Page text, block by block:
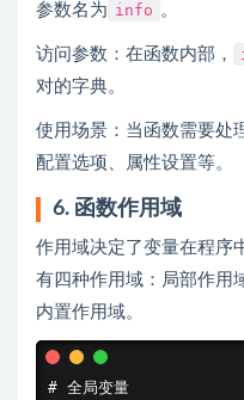
参数名为 info 。
访问参数：在函数内部，
对的字典。
使用场景：当函数需要处
配置选项、属性设置等。
6. 函数作用域
作用域决定了变量在程序
有四种作用域：局部作用
内置作用域。
# 全局变量